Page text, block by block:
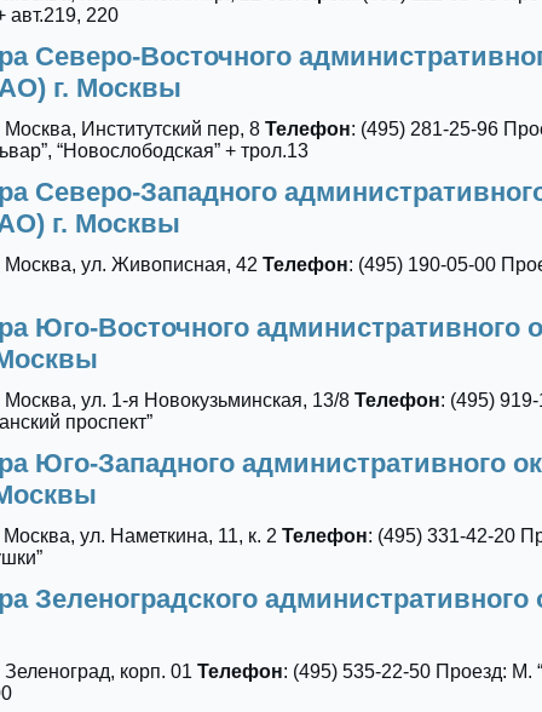
авт.219, 220
Северо-Восточного
г. Москвы
Институтский пер, 8 Телефон: (495) 281-25-96
“Новослободская” + трол.13
Северо-Западного
г. Москвы
Москва, ул. Живописная, 42 Телефон: (495) 190-05-00
Юго-Восточного административного
ул. 1-я Новокузьминская, 13/8 Телефон: (495)
проспект”
Юго-Западного административного
ул. Наметкина, 11, к. 2 Телефон: (495) 331-42-20
Зеленоградского административного
корп. 01 Телефон: (495) 535-22-50 Проезд: М.